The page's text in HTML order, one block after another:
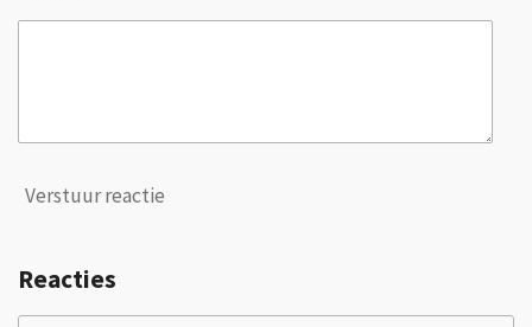
Verstuur reactie
Reacties